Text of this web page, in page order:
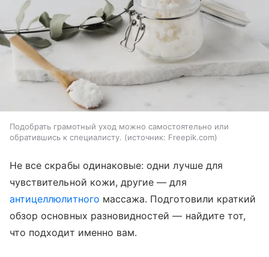
Подобрать грамотный уход можно самостоятельно или
обратившись к специалисту.
источник: Freepik.com
Не все скрабы одинаковые: одни лучше для
чувствительной кожи, другие — для
антицеллюлитного массажа. Подготовили краткий
обзор основных разновидностей — найдите тот,
что подходит именно вам.